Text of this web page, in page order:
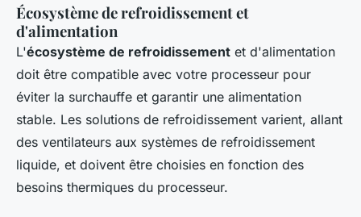
Écosystème de refroidissement et
d'alimentation
L'écosystème de refroidissement et d'alimentation
doit être compatible avec votre processeur pour
éviter la surchauffe et garantir une alimentation
stable. Les solutions de refroidissement varient, allant
des ventilateurs aux systèmes de refroidissement
liquide, et doivent être choisies en fonction des
besoins thermiques du processeur.